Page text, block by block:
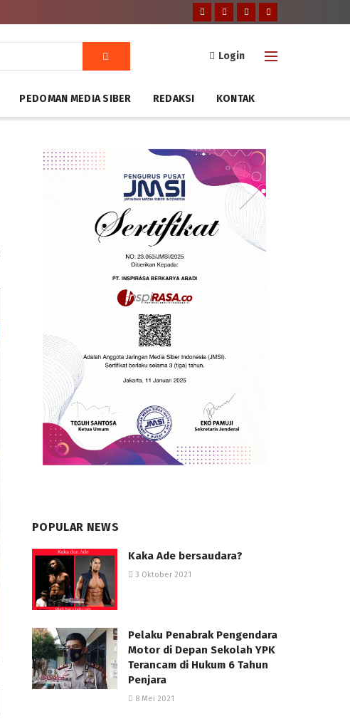
Login
PEDOMAN MEDIA SIBER REDAKSI KONTAK
POPULAR NEWS
Kaka Ade bersaudara?
3 Oktober 2021
Pelaku Penabrak Pengendara
Motor di Depan Sekolah YPK
Terancam di Hukum 6 Tahun
Penjara
8 Mei 2021